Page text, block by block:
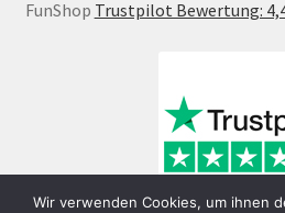
FunShop Trustpilot Bewertung:
Wir verwenden Cookies, um ihnen